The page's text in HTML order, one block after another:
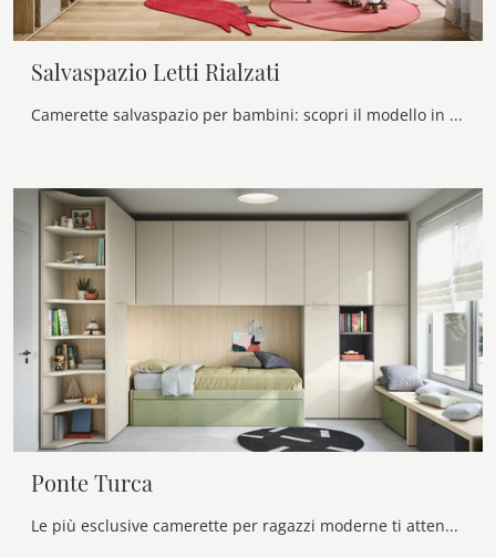
Salvaspazio Letti Rialzati
Camerette salvaspazio per bambini: scopri il modello in melaminico Salvaspazio Letti Rialzati di Nidi per stanzette moderne.
Ponte Turca
Le più esclusive camerette per ragazzi moderne ti attendono! Scopri il modello Ponte Turca di Nidi.